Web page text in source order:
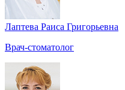
Лаптева Раиса Григорьевна
Врач-стоматолог